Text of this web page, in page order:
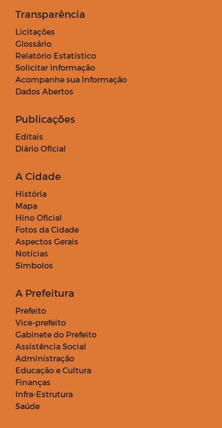
Transparência
Licitações
Glossário
Relatório Estatístico
Solicitar Informação
Acompanhe sua Informação
Dados Abertos
Publicações
Editais
Diário Oficial
A Cidade
História
Mapa
Hino Oficial
Fotos da Cidade
Aspectos Gerais
Notícias
Simbolos
A Prefeitura
Prefeito
Vice-prefeito
Gabinete do Prefeito
Assistência Social
Administração
Educação e Cultura
Finanças
Infra-Estrutura
Saúde